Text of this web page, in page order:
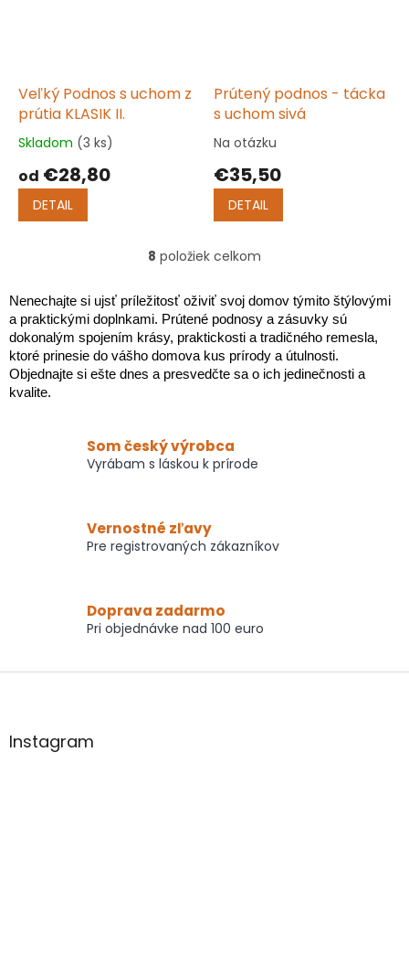
Veľký Podnos s uchom z
prútia KLASIK II.
Priemerné
produktu
5,0
Skladom (3 ks)
od €28,80
DETAIL
Prútený podnos - tácka
s uchom sivá
Priemerné
produktu
5,0
5
hviezdičiek.
Na otázku
€35,50
DETAIL
O
l
á
d
a
c
i
r
v
k
ý
p
8 položiek celkom
Nenechajte si ujsť príležitosť oživiť svoj domov týmito štýlovými
a praktickými doplnkami. Prútené podnosy a zásuvky sú
dokonalým spojením krásy, praktickosti a tradičného remesla,
ktoré prinesie do vášho domova kus prírody a útulnosti.
Objednajte si ešte dnes a presvedčte sa o ich jedinečnosti a
kvalite.
Som český výrobca
Vyrábam s láskou k prírode
Vernostné zľavy
Pre registrovaných zákazníkov
Doprava zadarmo
Pri objednávke nad 100 euro
Z
äInstagram